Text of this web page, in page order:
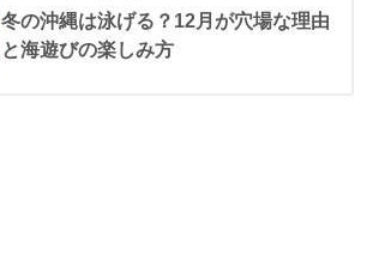
冬の沖縄は泳げる？12月が穴場な理由
と海遊びの楽しみ方